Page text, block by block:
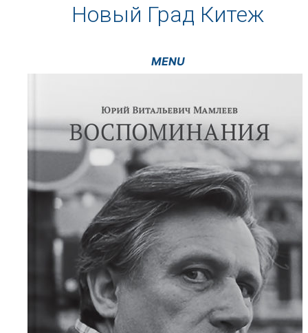
Новый Град Китеж